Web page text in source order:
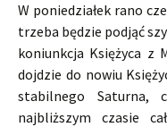
W poniedziałek rano
trzeba będzie podjąć
koniunkcja Księżyca z
dojdzie do nowiu
stabilnego Saturna,
najbliższym czasie